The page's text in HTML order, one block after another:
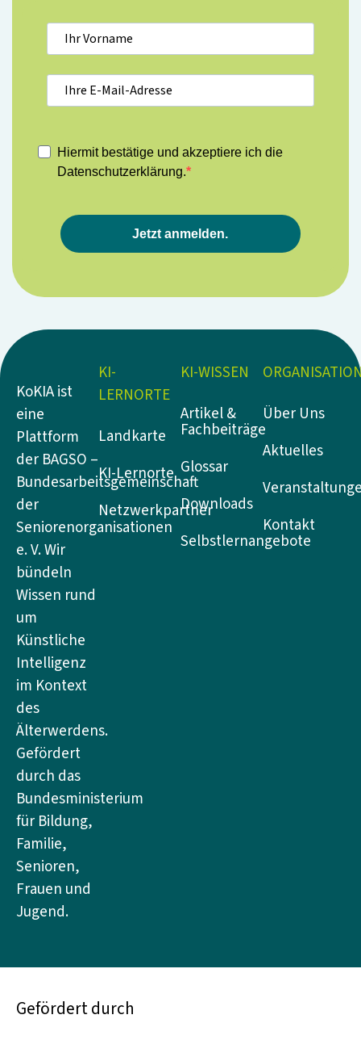
Hiermit bestätige und akzeptiere ich die
Datenschutzerklärung.
Jetzt anmelden.
KoKIA ist
eine
Plattform
der BAGSO –
Bundesarbeitsgemeinschaft
der
Seniorenorganisationen
e. V. Wir
bündeln
Wissen rund
um
Künstliche
Intelligenz
im Kontext
des
Älterwerdens.
Gefördert
durch das
Bundesministerium
für Bildung,
Familie,
Senioren,
Frauen und
Jugend.
KI-
LERNORTE
Landkarte
KI-Lernorte
Netzwerkpartner
KI-WISSEN
Artikel &
Fachbeiträge
Glossar
Downloads
Selbstlernangebote
Über Uns
Aktuelles
Kontakt
Gefördert durch